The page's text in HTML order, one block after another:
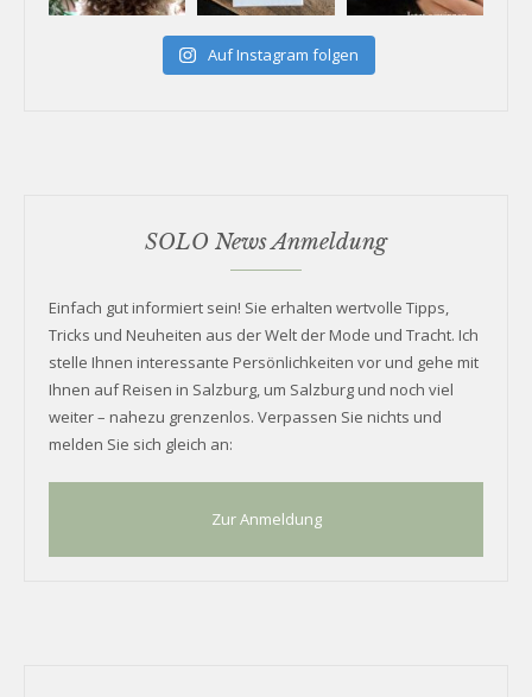
Auf Instagram folgen
SOLO News Anmeldung
Einfach gut informiert sein! Sie erhalten wertvolle Tipps,
Tricks und Neuheiten aus der Welt der Mode und Tracht. Ich
stelle Ihnen interessante Persönlichkeiten vor und gehe mit
Ihnen auf Reisen in Salzburg, um Salzburg und noch viel
weiter – nahezu grenzenlos. Verpassen Sie nichts und
melden Sie sich gleich an:
Zur Anmeldung